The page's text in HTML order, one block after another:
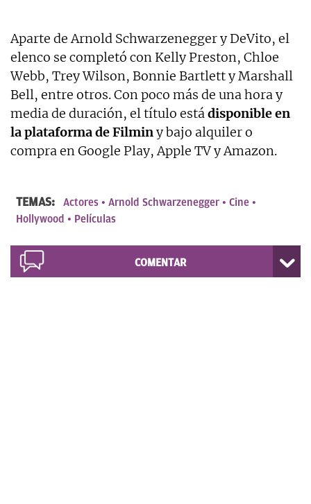
Aparte de Arnold Schwarzenegger y DeVito, el
elenco se completó con Kelly Preston, Chloe
Webb, Trey Wilson, Bonnie Bartlett y Marshall
Bell, entre otros. Con poco más de una hora y
media de duración, el título estádisponible en
la plataforma de Filminy bajo alquiler o
compra en Google Play, Apple TV y Amazon.
TEMAS: Actores Arnold Schwarzenegger
Cine
Hollywood
Películas
COMENTAR